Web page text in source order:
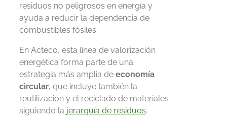
residuos no peligrosos en energía y
ayuda a reducir la dependencia de
combustibles fósiles.
En Acteco, esta línea de valorización
energética forma parte de una
estrategia más amplia de economía
circular, que incluye también la
reutilización y el reciclado de materiales
siguiendo la jerarquía de residuos.